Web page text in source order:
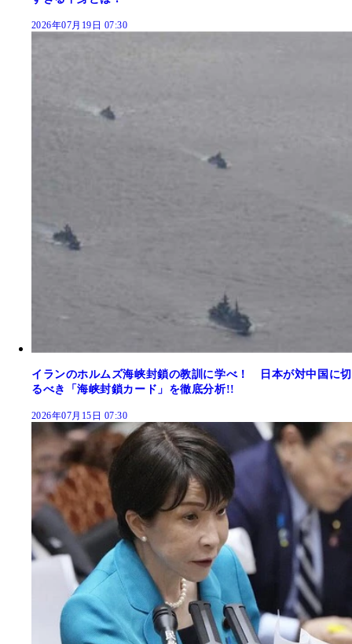
2026年07月19日 07:30
イランのホルムズ海峡封鎖の教訓に学べ！ 日本が対中国に切
るべき「海峡封鎖カード」を徹底分析!!
2026年07月15日 07:30